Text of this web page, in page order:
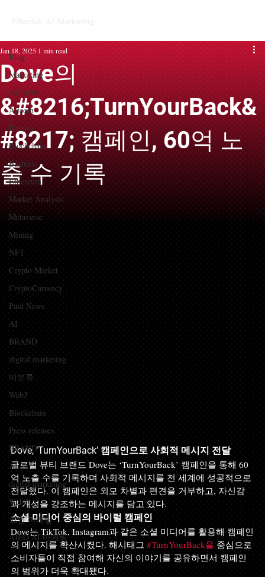
Blog
Marketing
AI News
Altcoin
Bitcoin
Blockchain
Business
Ethereum
Market Analysis
Metaverse
Mining
NFT
Crypto Market
CryptoCurrency
Paid News
AI
BRAND
digital marketing
미분류
Web3
Blockchain
Press releases
BRAND
AI
digital marketing
Web3
코인 마케팅
AIEO AI 마케팅
Dove의
&#8216;TurnYourBack&
#8217; 캠페인, 60억 노
출 수 기록
Jan 18, 2025 1 min read
Dove, ‘TurnYourBack’ 캠페인으로 사회적 메시지 전달
글로벌 뷰티 브랜드 Dove는 ‘TurnYourBack’ 캠페인을 통해 60
억 노출 수를 기록하며 사회적 메시지를 전 세계에 성공적으로
전달했다. 이 캠페인은 외모 차별과 편견을 거부하고, 자신감
과 개성을 강조하는 메시지를 담고 있다.
소셜 미디어 중심의 바이럴 캠페인
Dove는 TikTok, Instagram과 같은 소셜 미디어를 활용해 캠페인
의 메시지를 확산시켰다. 해시태그 #TurnYourBack을 중심으로
소비자들이 직접 참여해 자신의 이야기를 공유하면서 캠페인
의 범위가 더욱 확대됐다.